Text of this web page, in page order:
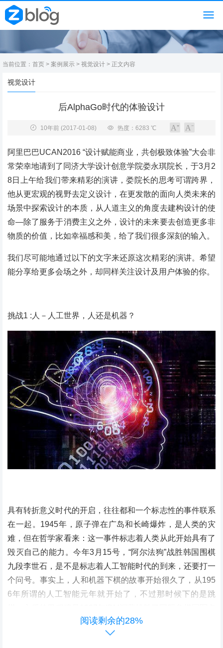
当前位置： 首页 > 案例展示 > 视觉设计 > 正文内容
视觉设计
后AlphaGo时代的体验设计
10年前(2017-01-08) 热度：6283 ℃
阿里巴巴UCAN2016 “设计赋能商业，共创极致体验”大会非
常荣幸地请到了同济大学设计创意学院娄永琪院长，于3月2
8日上午给我们带来精彩的演讲，娄院长的思考可谓跨界，
他从更宏观的视野去定义设计，在更发散的面向人类未来的
场景中探索设计的本质，从人道主义的角度去建构设计的使
命—除了服务于消费主义之外，设计的未来要去创造更多非
物质的价值，比如幸福感和美，给了我们很多深刻的输入。
我们尽可能地通过以下的文字来还原这次精彩的演讲。希望
能分享给更多会场之外，却同样关注设计及用户体验的你。
挑战1 :人－人工世界，人还是机器？
具有转折意义时代的开启，往往都和一个标志性的事件联系
在一起。1945年，原子弹在广岛和长崎爆炸，是人类的灾
难，但在哲学家看来：这一事件标志着人类从此开始具有了
毁灭自己的能力。今年3月15号，“阿尔法狗”战胜韩国围棋
九段李世石，是不是标志着人工智能时代的到来，还要打一
个问号。事实上，人和机器下棋的故事开始很久了，从195
6年所谓的人工智能元年就开始了，不过那时候下的是跳
斯帕诺夫。不过，我认为靠算法运行的棋类运动，人一定下
不过机器。刚过去的那次被过度渲染的人机大战，它的确开
阅读剩余的28%